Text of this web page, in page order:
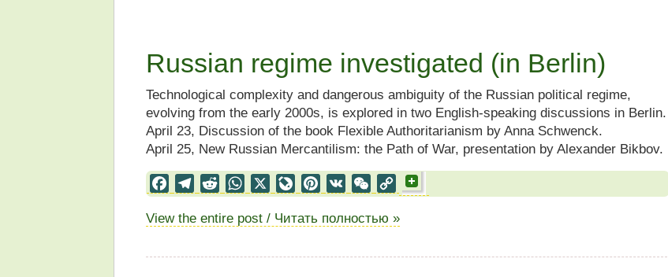
Russian regime investigated (in Berlin)
Technological complexity and dangerous ambiguity of the Russian political regime,
evolving from the early 2000s, is explored in two English-speaking discussions in Berlin.
April 23, Discussion of the book Flexible Authoritarianism by Anna Schwenck.
April 25, New Russian Mercantilism: the Path of War, presentation by Alexander Bikbov.
FacebookTelegramRedditWhatsApp LiveJournal
Pinterest
VK WeChat
Copy
View the entire post / Читать полностью »